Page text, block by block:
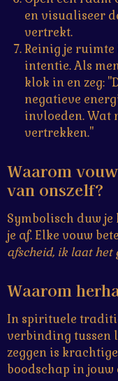
en visualiseer
vertrekt.
Reinig je
intentie. Als
klok in en zeg:
negatieve
invloeden. Wat
vertrekken."
Waarom
van onszelf?
Symbolisch duw
je af. Elke vouw
afscheid, ik laat het
Waarom
In spirituele
verbinding tussen
zeggen is
boodschap in jouw